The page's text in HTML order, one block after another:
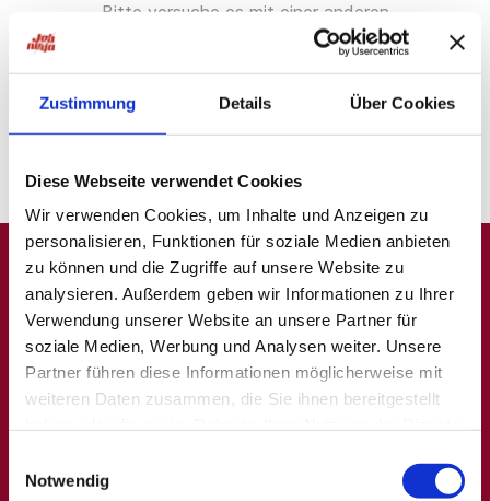
Zustimmung Details Über Cookies
Diese Webseite verwendet Cookies
Wir verwenden Cookies, um Inhalte und Anzeigen zu
personalisieren, Funktionen für soziale Medien anbieten
zu können und die Zugriffe auf unsere Website zu
analysieren. Außerdem geben wir Informationen zu Ihrer
Verwendung unserer Website an unsere Partner für
soziale Medien, Werbung und Analysen weiter. Unsere
Partner führen diese Informationen möglicherweise mit
weiteren Daten zusammen, die Sie ihnen bereitgestellt
Notwendig
Bitte versuche es mit einer anderen
probiere unsere "Jobsuche andersrum"
A B C D E F G H I J K L M N O P Q
R S T U V W X Y Z 0-9